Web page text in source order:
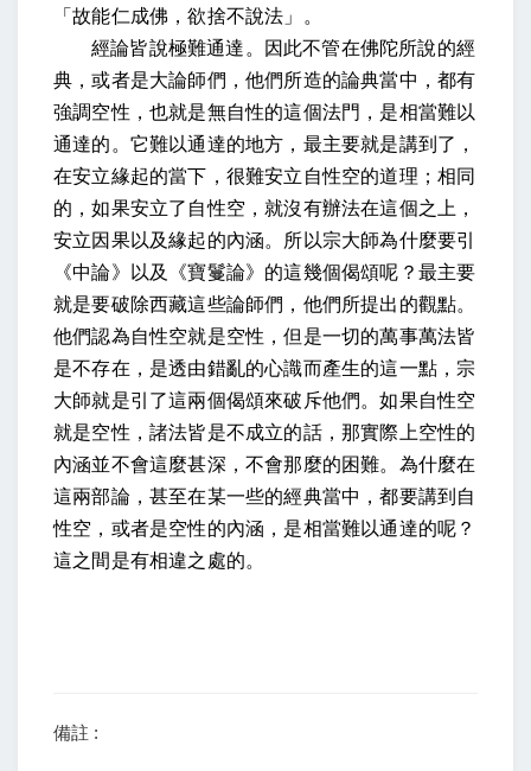
「故能仁成佛，欲捨不說法」。
經論皆說極難通達。因此不管在佛陀所說的經
典，或者是大論師們，他們所造的論典當中，都有
強調空性，也就是無自性的這個法門，是相當難以
通達的。它難以通達的地方，最主要就是講到了，
在安立緣起的當下，很難安立自性空的道理；相同
的，如果安立了自性空，就沒有辦法在這個之上，
安立因果以及緣起的內涵。所以宗大師為什麼要引
《中論》以及《寶鬘論》的這幾個偈頌呢？最主要
就是要破除西藏這些論師們，他們所提出的觀點。
他們認為自性空就是空性，但是一切的萬事萬法皆
是不存在，是透由錯亂的心識而產生的這一點，宗
大師就是引了這兩個偈頌來破斥他們。如果自性空
就是空性，諸法皆是不成立的話，那實際上空性的
內涵並不會這麼甚深，不會那麼的困難。為什麼在
這兩部論，甚至在某一些的經典當中，都要講到自
性空，或者是空性的內涵，是相當難以通達的呢？
這之間是有相違之處的。
備註 :